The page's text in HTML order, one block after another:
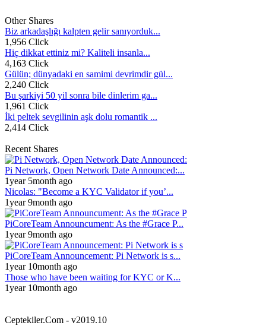
Other Shares
Biz arkadaşlığı kalpten gelir sanıyorduk...
1,956 Click
Hiç dikkat ettiniz mi? Kaliteli insanla...
4,163 Click
Gülün; dünyadaki en samimi devrimdir gül...
2,240 Click
Bu şarkiyi 50 yil sonra bile dinlerim ga...
1,961 Click
İki peltek sevgilinin aşk dolu romantik ...
2,414 Click
Recent Shares
Pi Network, Open Network Date Announced:...
1year 5month ago
Nicolas: "Become a KYC Validator if you’...
1year 9month ago
PiCoreTeam Announcument: As the #Grace P...
1year 9month ago
PiCoreTeam Announcement: Pi Network is s...
1year 10month ago
Those who have been waiting for KYC or K...
1year 10month ago
Ceptekiler.Com - v2019.10